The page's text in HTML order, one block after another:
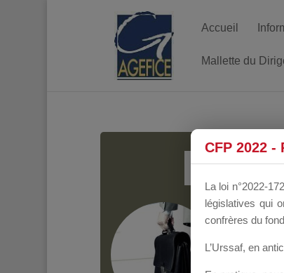
Accueil
Mallette du
Groupe
CFP 2022
La loi n°2022-
législatives qui
confrères du
L’Urssaf, en